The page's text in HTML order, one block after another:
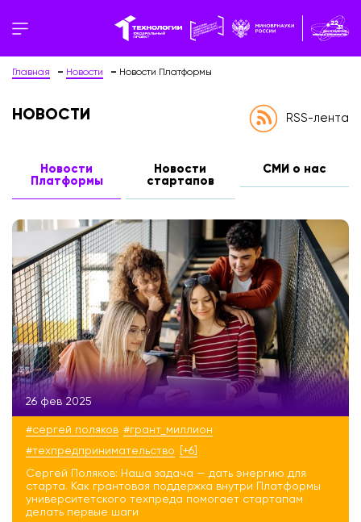
Главная Новости Новости Платформы
НОВОСТИ RSS-лента
Новости
Платформы
Новости
стартапов
СМИ о нас
26 фев 2025
#сергей поляков #грант_миллион
#техпредпринимательство
[+6]
Сергей Поляков: Наша задача — дать энергию для
старта. Как грантовая поддержка внутри Платформы
университетского техпреда помогает стартапам
делать первые шаги